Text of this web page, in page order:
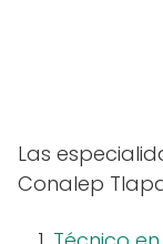
Las
Conalep